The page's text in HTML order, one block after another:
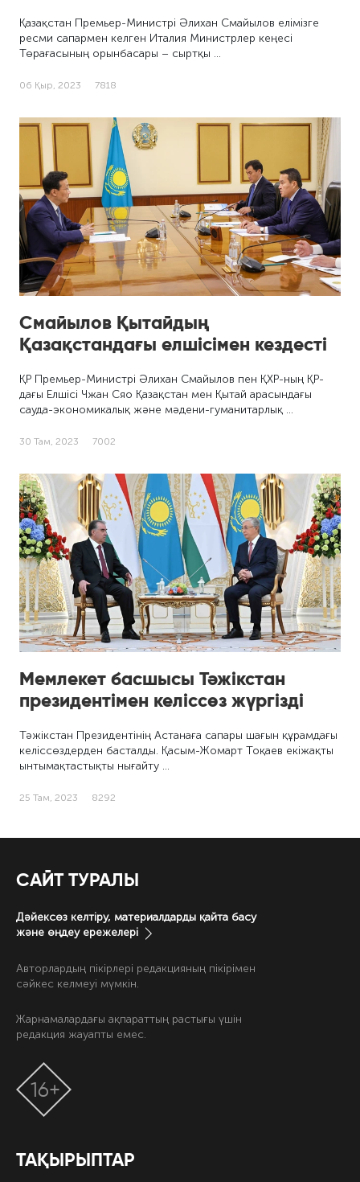
Қазақстан Премьер-Министрі Әлихан Смайылов елімізге
ресми сапармен келген Италия Министрлер кеңесі
Төрағасының орынбасары – сыртқы …
06 Қыр, 2023 7818
Смайылов Қытайдың
Қазақстандағы елшісімен кездесті
ҚР Премьер-Министрі Әлихан Смайылов пен ҚХР-ның ҚР-
дағы Елшісі Чжан Сяо Қазақстан мен Қытай арасындағы
сауда-экономикалық және мәдени-гуманитарлық …
30 Там, 2023 7002
Мемлекет басшысы Тәжікстан
президентімен келіссөз жүргізді
Тәжікстан Президентінің Астанаға сапары шағын құрамдағы
келіссөздерден басталды. Қасым-Жомарт Тоқаев екіжақты
ынтымақтастықты нығайту …
25 Там, 2023 8292
САЙТ ТУРАЛЫ
Дәйексөз келтіру, материалдарды қайта басу
және өңдеу ережелері
Авторлардың пікірлері редакцияның пікірімен
сәйкес келмеуі мүмкін.
Жарнамалардағы ақпараттың растығы үшін
редакция жауапты емес.
ТАҚЫРЫПТАР
16+